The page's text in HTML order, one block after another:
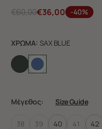
€60,00€36,00 -40%
ΧΡΩΜΑ: SAX BLUE
Μέγεθος: Size Guide
38 39 40 41 42